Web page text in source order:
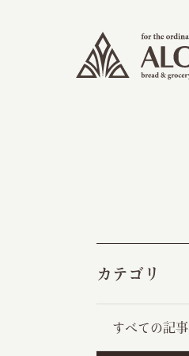
カテゴリ
すべての記事